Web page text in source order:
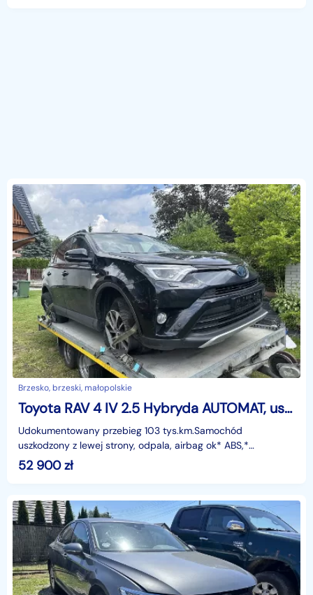
Brzesko, brzeski, małopolskie
Toyota RAV 4 IV 2.5 Hybryda AUTOMAT, uszkodzony
Udokumentowany przebieg 103 tys.km.Samochód
uszkodzony z lewej strony, odpala, airbag ok* ABS,*
wielofunkcyjna kierownica,* klimatyzacja automatyczna,*
komputer
52 900zł